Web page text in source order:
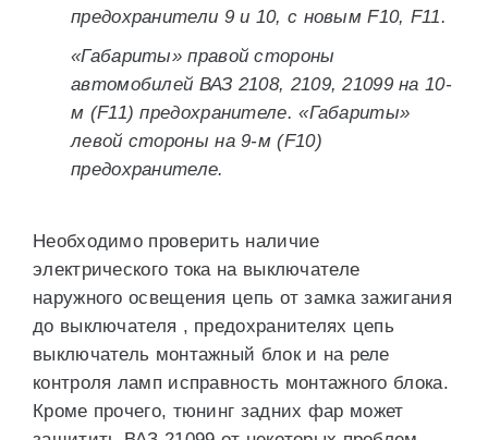
предохранители 9 и 10, с новым F10, F11.
«Габариты» правой стороны
автомобилей ВАЗ 2108, 2109, 21099 на 10-
м (F11) предохранителе. «Габариты»
левой стороны на 9-м (F10)
предохранителе.
Необходимо проверить наличие
электрического тока на выключателе
наружного освещения цепь от замка зажигания
до выключателя , предохранителях цепь
выключатель монтажный блок и на реле
контроля ламп исправность монтажного блока.
Кроме прочего, тюнинг задних фар может